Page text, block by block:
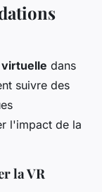
dans
suivre des
l'impact de la
la VR